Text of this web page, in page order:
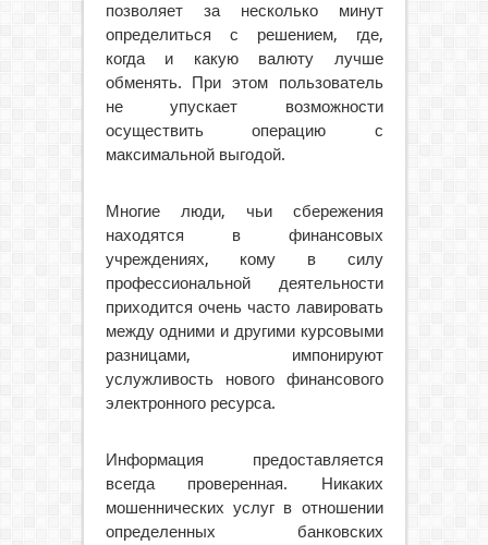
позволяет за несколько минут
определиться с решением, где,
когда и какую валюту лучше
обменять. При этом пользователь
не упускает возможности
осуществить операцию с
максимальной выгодой.
Многие люди, чьи сбережения
находятся в финансовых
учреждениях, кому в силу
профессиональной деятельности
приходится очень часто лавировать
между одними и другими курсовыми
разницами, импонируют
услужливость нового финансового
электронного ресурса.
Информация предоставляется
всегда проверенная. Никаких
мошеннических услуг в отношении
определенных банковских